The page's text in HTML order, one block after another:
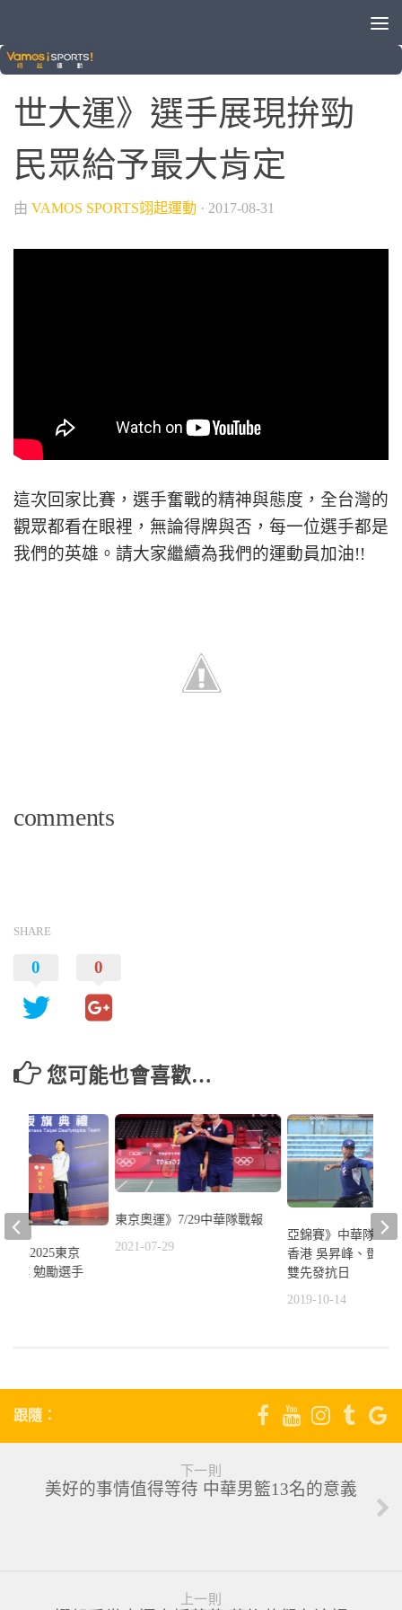
2017臺北世大運
世大運》選手展現拚勁
民眾給予最大肯定
由 VAMOS SPORTS翊起運動 · 2017-08-31
這次回家比賽，選手奮戰的精神與態度，全台灣的
觀眾都看在眼裡，無論得牌與否，每一位選手都是
我們的英雄。請大家繼續為我們的運動員加油!!
comments
SHARE
0 0
您可能也會喜歡…
東京奧運》7/29中華隊戰報
2021-07-29
亞錦賽》中華隊首
香港 吳昇峰、鄧愷
雙先發抗日
2019-10-14
統為2025東京
授旗 勉勵選手
跟隨：
下一則
美好的事情值得等待 中華男籃13名的意義
上一則